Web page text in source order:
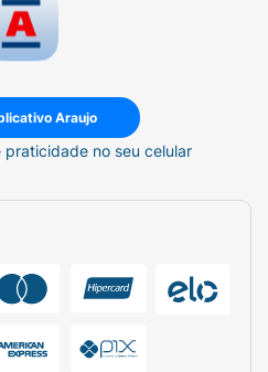
Não ingerir. Líquido
calor ou luz solar.
em local arejado e
aplicar sobre a pele
caso de sensibilização,
Araujo
no seu celular